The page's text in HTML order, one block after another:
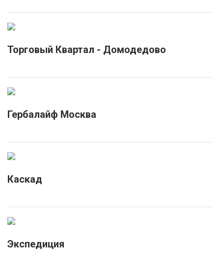
Торговый Квартал - Домодедово
Гербалайф Москва
Каскад
Экспедиция